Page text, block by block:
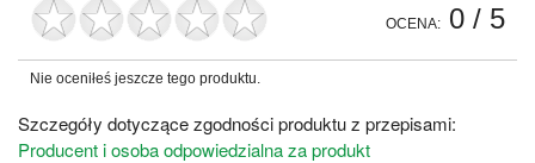
OCENA: 0 / 5
Nie oceniłeś jeszcze tego produktu.
Szczegóły dotyczące zgodności produktu z przepisami:
Producent i osoba odpowiedzialna za produkt